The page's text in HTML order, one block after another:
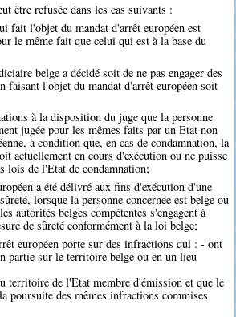
être refusée dans les cas suivants :
fait l'objet du mandat d'arrêt européen est
le même fait que celui qui est à la base du
belge a décidé soit de ne pas engager des
faisant l'objet du mandat d'arrêt européen soit
à la disposition du juge que la personne
jugée pour les mêmes faits par un Etat non
à condition que, en cas de condamnation, la
actuellement en cours d'exécution ou ne puisse
lois de l'Etat de condamnation;
a été délivré aux fins d'exécution d'une
lorsque la personne concernée est belge ou
autorités belges compétentes s'engagent à
de sûreté conformément à la loi belge;
européen porte sur des infractions qui : - ont
partie sur le territoire belge ou en un lieu
territoire de l'Etat membre d'émission et que le
poursuite des mêmes infractions commises